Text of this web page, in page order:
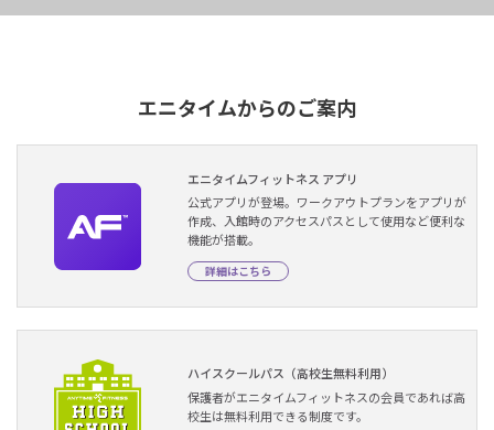
エニタイムからのご案内
エニタイムフィットネス アプリ
公式アプリが登場。ワークアウトプランをアプリが
作成、入館時のアクセスパスとして使用など便利な
機能が搭載。
詳細はこちら
ハイスクールパス（高校生無料利用）
保護者がエニタイムフィットネスの会員であれば高
校生は無料利用できる制度です。